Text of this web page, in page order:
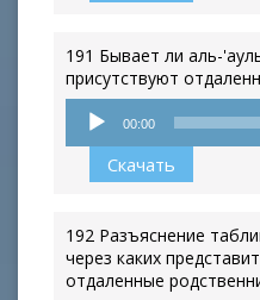
191 Бывает ли аль-
присутствуют
Аудиоплеер
00:00
Скачать
192 Разъяснение
через каких
отдаленные